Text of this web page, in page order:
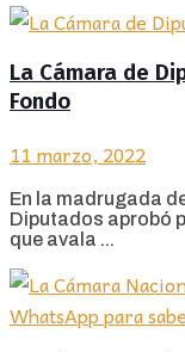
La Cámara de
Fondo
11 marzo, 2022
En la madrugada
Diputados aprobó
que avala ...